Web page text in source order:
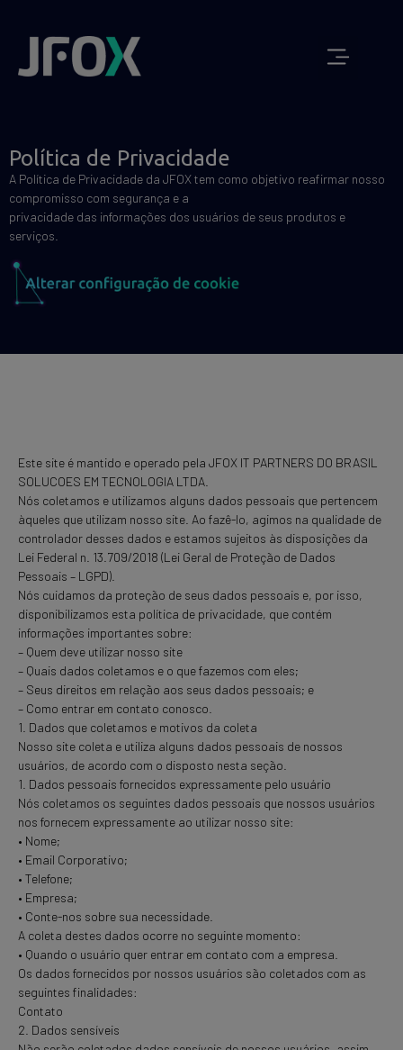
Política de Privacidade
A Política de Privacidade da JFOX tem como objetivo reafirmar nosso
compromisso com segurança e a
privacidade das informações dos usuários de seus produtos e
serviços.
Este site é mantido e operado pela JFOX IT PARTNERS DO BRASIL
SOLUCOES EM TECNOLOGIA LTDA.
Nós coletamos e utilizamos alguns dados pessoais que pertencem
àqueles que utilizam nosso site. Ao fazê-lo, agimos na qualidade de
controlador desses dados e estamos sujeitos às disposições da
Lei Federal n. 13.709/2018 (Lei Geral de Proteção de Dados
Pessoais – LGPD).
Nós cuidamos da proteção de seus dados pessoais e, por isso,
disponibilizamos esta política de privacidade, que contém
informações importantes sobre:
– Quem deve utilizar nosso site
– Quais dados coletamos e o que fazemos com eles;
– Seus direitos em relação aos seus dados pessoais; e
– Como entrar em contato conosco.
1. Dados que coletamos e motivos da coleta
Nosso site coleta e utiliza alguns dados pessoais de nossos
usuários, de acordo com o disposto nesta seção.
1. Dados pessoais fornecidos expressamente pelo usuário
Nós coletamos os seguintes dados pessoais que nossos usuários
nos fornecem expressamente ao utilizar nosso site:
• Nome;
• Email Corporativo;
• Telefone;
• Empresa;
• Conte-nos sobre sua necessidade.
A coleta destes dados ocorre no seguinte momento:
• Quando o usuário quer entrar em contato com a empresa.
Os dados fornecidos por nossos usuários são coletados com as
seguintes finalidades:
Contato
2. Dados sensíveis